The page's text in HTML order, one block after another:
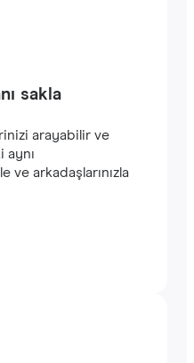
sakla
arayabilir ve
aynı
ve arkadaşlarınızla